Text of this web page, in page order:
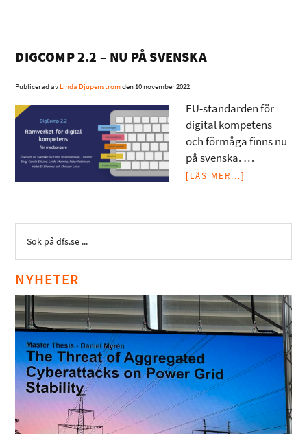
DIGCOMP 2.2 – NU PÅ SVENSKA
Publicerad av Linda Djupenströmden10 november 2022
EU-standarden för
digital kompetens
och förmåga finns nu
på svenska. …
[LÄS MER...]
NYHETER